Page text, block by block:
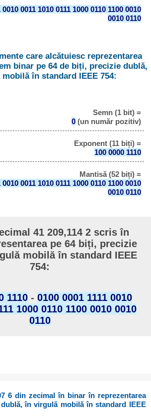
0010 0011 1010 0111 1000 0110 1100 0010
0010 0110
care alcătuiesc reprezentarea
binar pe 64 de biți, precizie dublă,
în standard IEEE 754:
Semn (1 bit) =
0(un număr pozitiv)
Exponent (11 biți) =
100 0000 1110
Mantisă (52 biți) =
0010 0011 1010 0111 1000 0110 1100 0010
0010 0110
41 209,114 2 scris în
pe 64 biți, precizie
mobilă în standard IEEE
754:
1110- 0100 0001 1111 0010
1000 0110 1100 0010 0010
0110
6 din zecimal în binar în reprezentarea
în virgulă mobilă în standard IEEE